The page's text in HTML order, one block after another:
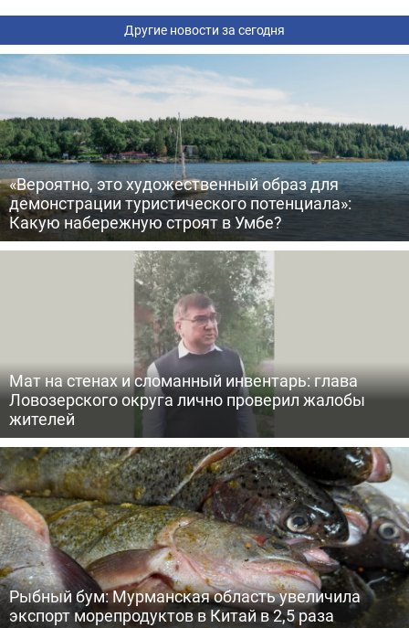
Другие новости за сегодня
«Вероятно, это художественный образ для
демонстрации туристического потенциала»:
Какую набережную строят в Умбе?
Мат на стенах и сломанный инвентарь: глава
Ловозерского округа лично проверил жалобы
жителей
Рыбный бум: Мурманская область увеличила
экспорт морепродуктов в Китай в 2,5 раза